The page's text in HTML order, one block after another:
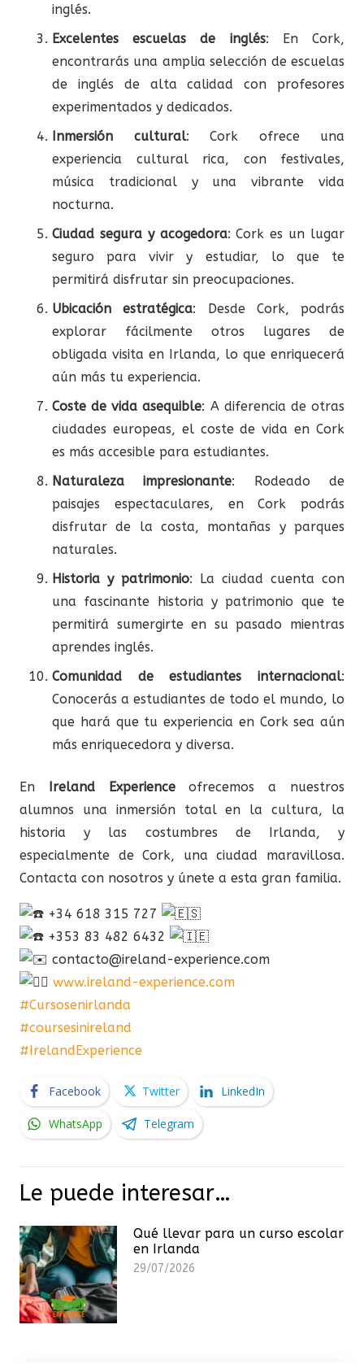
inglés.
Excelentes escuelas de inglés: En Cork,
encontrarás una amplia selección de escuelas
de inglés de alta calidad con profesores
experimentados y dedicados.
Inmersión cultural: Cork ofrece una
experiencia cultural rica, con festivales,
música tradicional y una vibrante vida
nocturna.
Ciudad segura y acogedora: Cork es un lugar
seguro para vivir y estudiar, lo que te
permitirá disfrutar sin preocupaciones.
Ubicación estratégica: Desde Cork, podrás
explorar fácilmente otros lugares de
obligada visita en Irlanda, lo que enriquecerá
aún más tu experiencia.
Coste de vida asequible: A diferencia de otras
ciudades europeas, el coste de vida en Cork
es más accesible para estudiantes.
Naturaleza impresionante: Rodeado de
paisajes espectaculares, en Cork podrás
disfrutar de la costa, montañas y parques
naturales.
Historia y patrimonio: La ciudad cuenta con
una fascinante historia y patrimonio que te
permitirá sumergirte en su pasado mientras
aprendes inglés.
Comunidad de estudiantes internacional:
Conocerás a estudiantes de todo el mundo, lo
que hará que tu experiencia en Cork sea aún
más enriquecedora y diversa.
En Ireland Experienceofrecemos a nuestros
alumnos una inmersión total en la cultura, la
historia y las costumbres de Irlanda, y
especialmente de Cork, una ciudad maravillosa.
Contacta con nosotros y únete a esta gran familia.
+34 618 315 727
+353 83 482 6432
contacto@ireland-experience.com
www.ireland-experience.com
#Cursosenirlanda
#coursesinireland
#IrelandExperience
Facebook Twitter LinkedIn
WhatsApp Telegram
Le puede interesar…
Qué llevar para un curso escolar
en Irlanda
29/07/2026